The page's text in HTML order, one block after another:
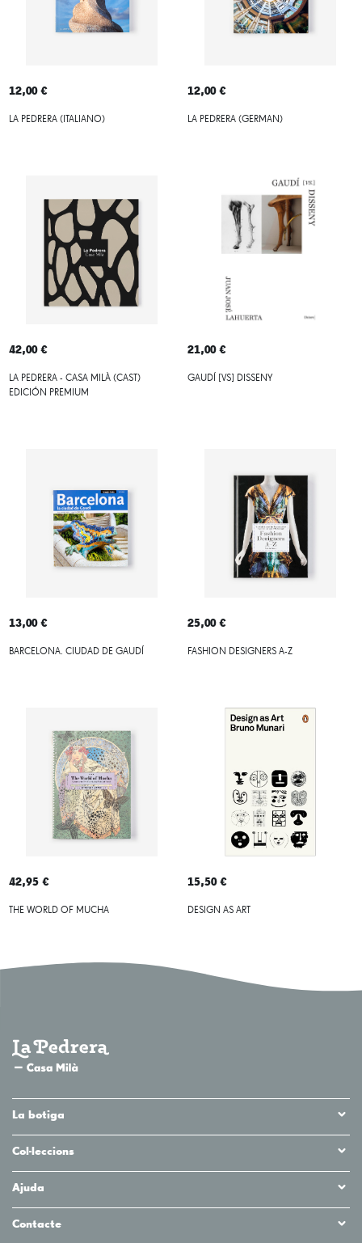
12,00 €
LA PEDRERA (ITALIANO)
12,00 €
LA PEDRERA (GERMAN)
42,00 €
LA PEDRERA - CASA MILÀ (CAST)
EDICIÓN PREMIUM
21,00 €
GAUDÍ [VS] DISSENY
13,00 €
BARCELONA. CIUDAD DE GAUDÍ
25,00 €
FASHION DESIGNERS A-Z
42,95 €
THE WORLD OF MUCHA
15,50 €
DESIGN AS ART
La botiga
Col·leccions
Ajuda
Contacte